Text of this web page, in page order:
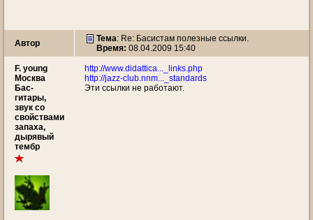
Автор Тема: Re: Басистам полезные ссылки.
Время: 08.04.2009 15:40
F. young
Москва
Бас-
гитары,
звук со
свойствами
запаха,
дырявый
тембр
http://www.didattica..._links.php
http://jazz-club.nnm..._standards
Эти ссылки не работают.